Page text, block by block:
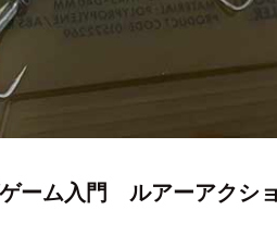
ーム入門 ルアーアクシ